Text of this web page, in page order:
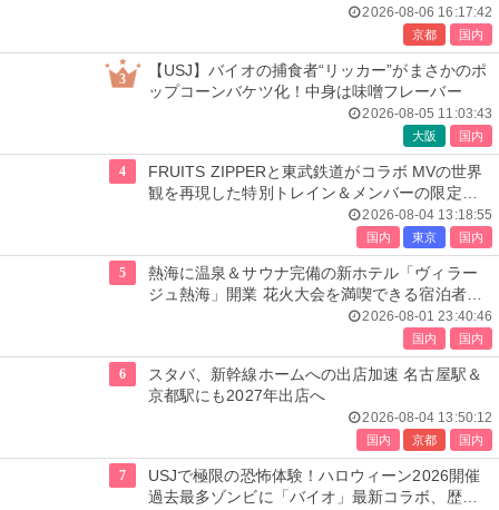
2026-08-06 16:17:42
京都 国内
3
【USJ】バイオの捕食者“リッカー”がまさかのポ
ップコーンバケツ化！中身は味噌フレーバー
2026-08-05 11:03:43
大阪 国内
4
FRUITS ZIPPERと東武鉄道がコラボ MVの世界
観を再現した特別トレイン＆メンバーの限定ア
2026-08-04 13:18:55
国内 東京 国内
5
熱海に温泉＆サウナ完備の新ホテル「ヴィラー
ジュ熱海」開業 花火大会を満喫できる宿泊者専
2026-08-01 23:40:46
国内 国内
6
スタバ、新幹線ホームへの出店加速 名古屋駅＆
京都駅にも2027年出店へ
2026-08-04 13:50:12
国内 京都 国内
7
USJで極限の恐怖体験！ハロウィーン2026開催
過去最多ゾンビに「バイオ」最新コラボ、歴代